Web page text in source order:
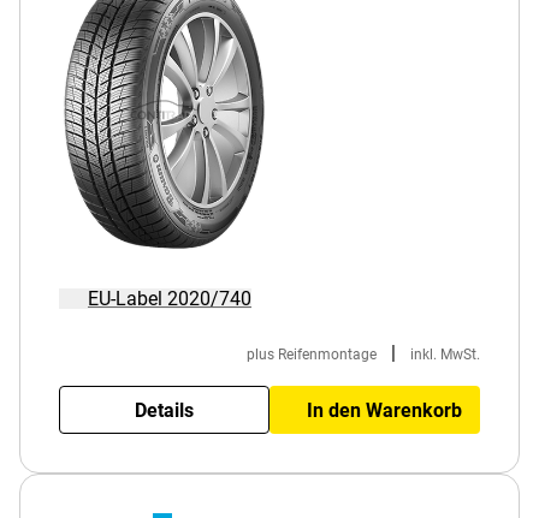
EU-Label 2020/740
plus Reifenmontage inkl. MwSt.
Details In den Warenkorb